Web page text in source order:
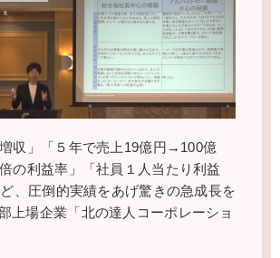
収」「５年で売上19億円→100億
の利益率」「社員１人当たり利益
、圧倒的実績をあげ驚きの急成長を
上場企業「北の達人コーポレーショ